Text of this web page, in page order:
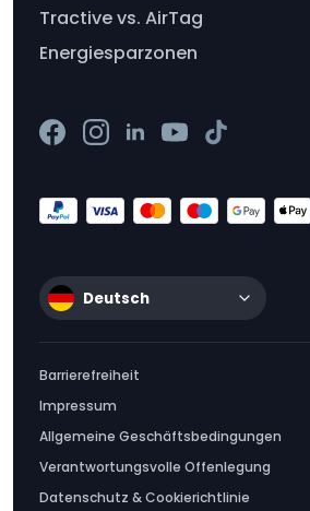
Tractive vs. AirTag
Energiesparzonen
Deutsch
Barrierefreiheit
Impressum
Allgemeine Geschäftsbedingungen
Verantwortungsvolle Offenlegung
Datenschutz & Cookierichtlinie